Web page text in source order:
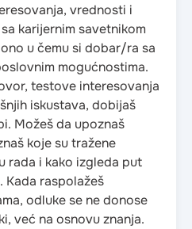
vrednosti i
karijernim savetnikom
u čemu si dobar/ra sa
mogućnostima.
testove interesovanja
iskustava, dobijaš
Možeš da upoznaš
koje su tražene
rada i kako izgleda put
raspolažeš
odluke se ne donose
već na osnovu znanja.